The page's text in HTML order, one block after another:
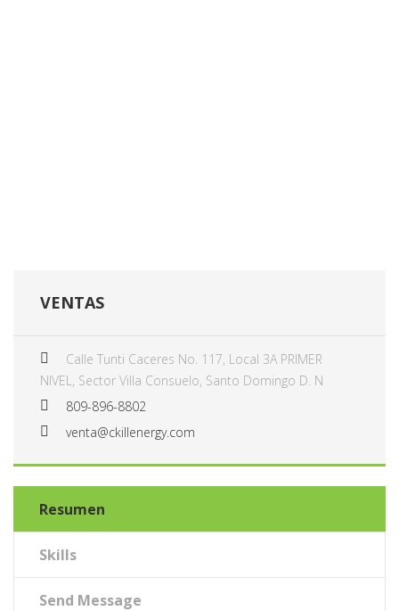
VENTAS
Calle Tunti Caceres No. 117, Local 3A PRIMER
NIVEL, Sector Villa Consuelo, Santo Domingo D. N
809-896-8802
venta@ckillenergy.com
Resumen
Skills
Send Message